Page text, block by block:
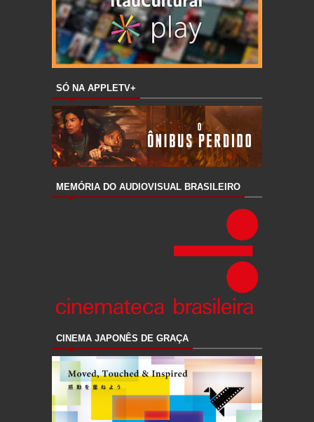
SÓ NA APPLETV+
MEMÓRIA DO AUDIOVISUAL BRASILEIRO
CINEMA JAPONÊS DE GRAÇA